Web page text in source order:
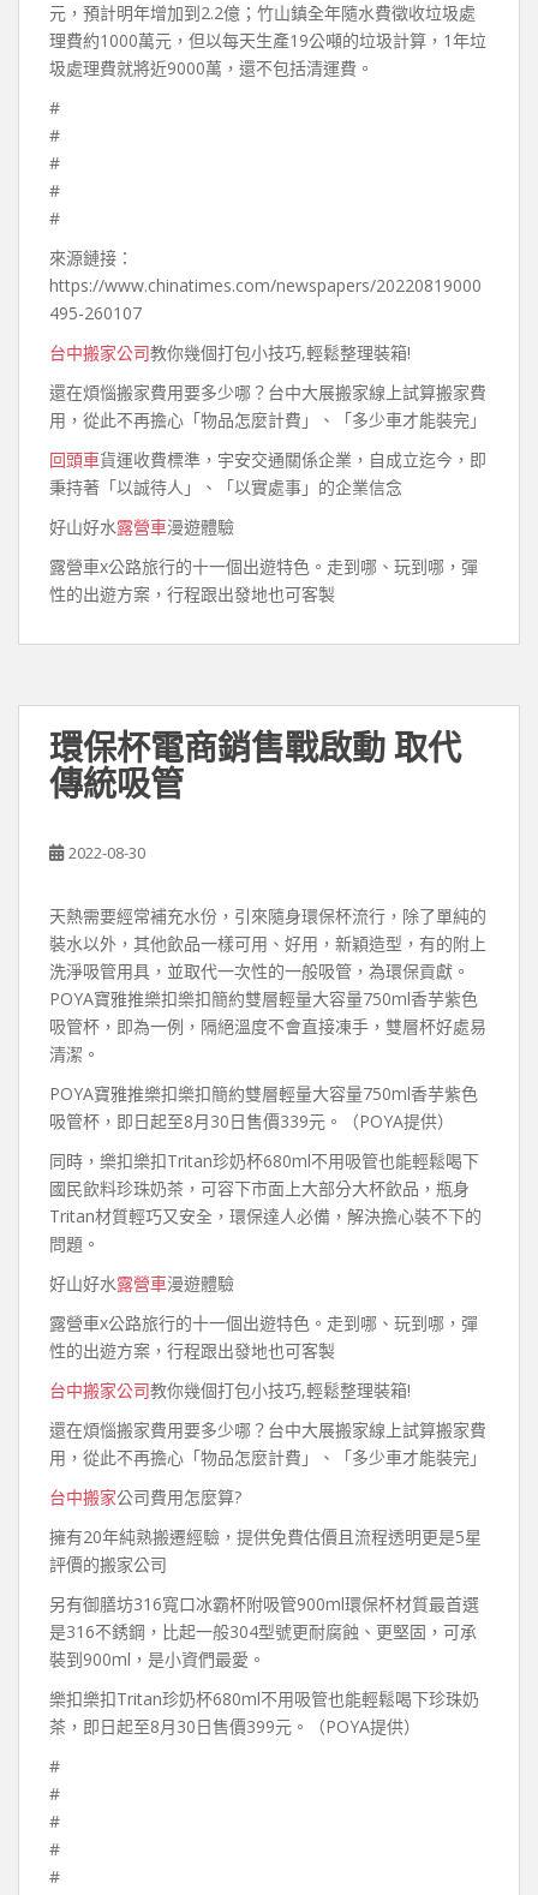
元，預計明年增加到2.2億；竹山鎮全年隨水費徵收垃圾處
理費約1000萬元，但以每天生產19公噸的垃圾計算，1年垃
圾處理費就將近9000萬，還不包括清運費。
#
#
#
#
#
來源鏈接：
https://www.chinatimes.com/newspapers/20220819000
495-260107
台中搬家公司教你幾個打包小技巧,輕鬆整理裝箱!
還在煩惱搬家費用要多少哪？台中大展搬家線上試算搬家費
用，從此不再擔心「物品怎麼計費」、「多少車才能裝完」
回頭車貨運收費標準，宇安交通關係企業，自成立迄今，即
秉持著「以誠待人」、「以實處事」的企業信念
好山好水露營車漫遊體驗
露營車x公路旅行的十一個出遊特色。走到哪、玩到哪，彈
性的出遊方案，行程跟出發地也可客製
環保杯電商銷售戰啟動 取代
傳統吸管
2022-08-30
天熱需要經常補充水份，引來隨身環保杯流行，除了單純的
裝水以外，其他飲品一樣可用、好用，新穎造型，有的附上
洗淨吸管用具，並取代一次性的一般吸管，為環保貢獻。
POYA寶雅推樂扣樂扣簡約雙層輕量大容量750ml香芋紫色
吸管杯，即為一例，隔絕溫度不會直接凍手，雙層杯好處易
清潔。
POYA寶雅推樂扣樂扣簡約雙層輕量大容量750ml香芋紫色
吸管杯，即日起至8月30日售價339元。（POYA提供）
同時，樂扣樂扣Tritan珍奶杯680ml不用吸管也能輕鬆喝下
國民飲料珍珠奶茶，可容下市面上大部分大杯飲品，瓶身
Tritan材質輕巧又安全，環保達人必備，解決擔心裝不下的
問題。
好山好水露營車漫遊體驗
露營車x公路旅行的十一個出遊特色。走到哪、玩到哪，彈
性的出遊方案，行程跟出發地也可客製
台中搬家公司教你幾個打包小技巧,輕鬆整理裝箱!
還在煩惱搬家費用要多少哪？台中大展搬家線上試算搬家費
用，從此不再擔心「物品怎麼計費」、「多少車才能裝完」
台中搬家公司費用怎麼算?
擁有20年純熟搬遷經驗，提供免費估價且流程透明更是5星
評價的搬家公司
另有御膳坊316寬口冰霸杯附吸管900ml環保杯材質最首選
是316不銹鋼，比起一般304型號更耐腐蝕、更堅固，可承
裝到900ml，是小資們最愛。
樂扣樂扣Tritan珍奶杯680ml不用吸管也能輕鬆喝下珍珠奶
茶，即日起至8月30日售價399元。（POYA提供）
#
#
#
#
#